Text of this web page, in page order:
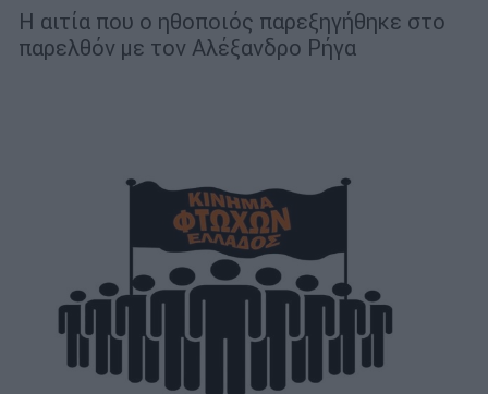
Η αιτία που ο ηθοποιός παρεξηγήθηκε στο
παρελθόν με τον Αλέξανδρο Ρήγα